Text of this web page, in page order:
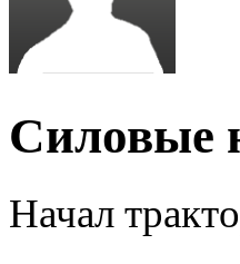
Силовые
Начал